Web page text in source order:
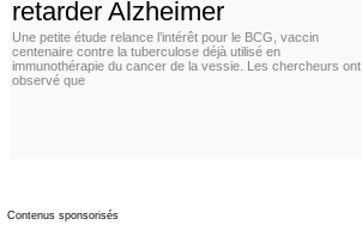
retarder Alzheimer
Une petite étude relance l’intérêt pour le BCG, vaccin
centenaire contre la tuberculose déjà utilisé en
immunothérapie du cancer de la vessie. Les chercheurs ont
observé que
Contenus sponsorisés